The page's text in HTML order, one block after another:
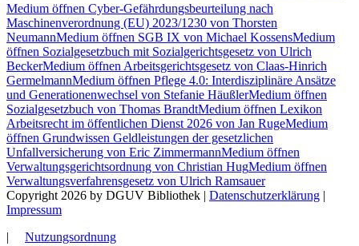
Medium öffnen Cyber-Gefährdungsbeurteilung nach
Maschinenverordnung (EU) 2023/1230 von Thorsten
NeumannMedium öffnen SGB IX von Michael KossensMedium
öffnen Sozialgesetzbuch mit Sozialgerichtsgesetz von Ulrich
BeckerMedium öffnen Arbeitsgerichtsgesetz von Claas-Hinrich
GermelmannMedium öffnen Pflege 4.0: Interdisziplinäre Ansätze
und Generationenwechsel von Stefanie HäußlerMedium öffnen
Sozialgesetzbuch von Thomas BrandtMedium öffnen Lexikon
Arbeitsrecht im öffentlichen Dienst 2026 von Jan RugeMedium
öffnen Grundwissen Geldleistungen der gesetzlichen
Unfallversicherung von Eric ZimmermannMedium öffnen
Verwaltungsgerichtsordnung von Christian HugMedium öffnen
Verwaltungsverfahrensgesetz von Ulrich Ramsauer
Copyright 2026 by DGUV Bibliothek | Datenschutzerklärung |
Impressum
| Nutzungsordnung